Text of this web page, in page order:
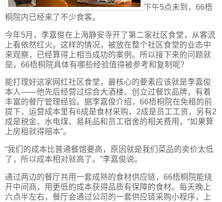
下午5点未到，66梧
桐院内已经来了不少食客。
今年5月，李嘉俊在上海静安寺开了第二家社区食堂，从客流
上看依然红火。这样的情况，被放在整个社区食堂的业态中
来观察，已经算得上相当成功的案例。所以接下来的问题就
是，66梧桐院具体有哪些经验值得被参考和复制呢？
能打理好这家网红社区食堂，最核心的要素应该就是李嘉俊
本人——他先后经营过综合大酒楼、创立过餐饮品牌，有着
丰富的餐厅管理经验。据李嘉俊介绍，66梧桐院在免租的前
提下，运营成本里有6成是食材采购，2成是员工工资，另有2
成是税金、水电煤、易耗品和员工宿舍的相关费用，“如果算
上房租就得赔本”。
“我们的成本比普通餐馆要高，原因就是我们菜品的卖价太低
了，所以成本相对就高了。”李嘉俊说。
通过两边的餐厅共用一套成熟的食材供应链，66梧桐院能绕
开中间商，用更低的成本获得品质有保障的食材。每天晚上
六点半左右，餐厅会通过公司的一套供应链采购小程序，上